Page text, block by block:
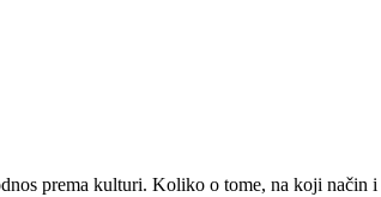
prema kulturi. Koliko o tome, na koji